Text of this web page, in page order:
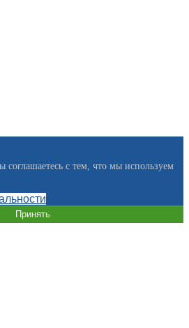
с тем, что мы используем
Принять